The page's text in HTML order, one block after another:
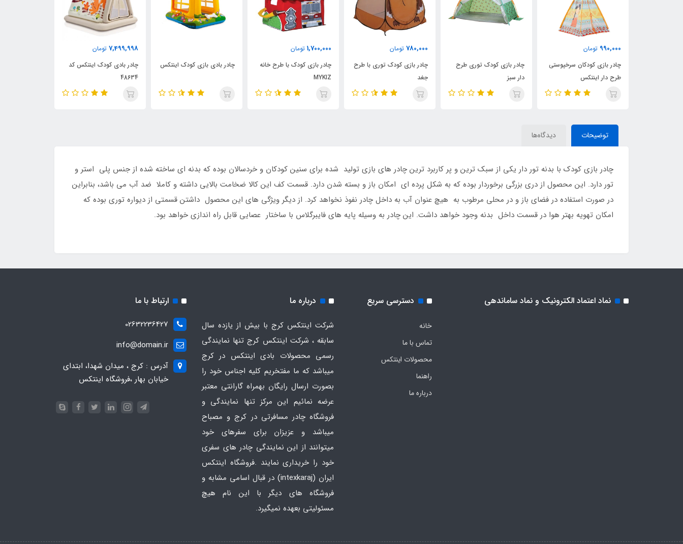
990,000 تومان
چادر بازی کودکان سرخپوستی
طرح دار اینتکس
چادر بازی کودک توری طرح
دار سبز
780,000 تومان
چادر بازی کودک توری با طرح
1,700,000 تومان
چادر بازی کودک با طرح خانه
MYKIZ
چادر بادی بازی کودک اینتکس
7,499,998 تومان
چادر بادی کودک اینتکس کد
48634
توضیحات دیدگاه‌ها
چادر بازی کودک با بدنه تور دار یکی از سبک ترین و پر کاربرد ترین چادر های بازی تولید شده برای سنین کودکان و خردسالان بوده که بدنه ای ساخته شده از جنس پلی استر و
تور دارد. این محصول از دری بزرگی برخوردار بوده که به شکل پرده ای امکان باز و بسته شدن دارد. قسمت کف این کالا ضخامت بالایی داشته و کاملا ضد آب می باشد، بنابراین
در صورت استفاده در فضای باز و در محلی مرطوب به هیچ عنوان آب به داخل چادر نفوذ نخواهد کرد. از دیگر ویژگی های این محصول داشتن قسمتی از دیواره توری بوده که
امکان تهویه بهتر هوا در قسمت داخل بدنه وجود خواهد داشت. این چادر به وسیله پایه های فایبرگلاس با ساختار عصایی قابل راه اندازی خواهد بود.
نماد اعتماد الکترونیک و نماد ساماندهی دسترسی سریع
خانه
تماس با ما
محصولات اینتکس
راهنما
درباره ما
درباره ما
شرکت اینتکس کرج با بیش از یازده سال
سابقه ، شرکت اینتکس کرج تنها نمایندگی
رسمی محصولات بادی اینتکس در کرج
میباشد که ما مفتخریم کلیه اجناس خود را
بصورت ارسال رایگان بهمراه گارانتی معتبر
عرضه نمائیم این مرکز تنها نمایندگی و
فروشگاه چادر مسافرتی در کرج و مصباح
میباشد و عزیزان برای سفرهای خود
میتوانند از این نمایندگی چادر های سفری
خود را خریداری نمایند .فروشگاه اینتکس
ایران
(intexkaraj) در قبال اسامی مشابه و
فروشگاه های دیگر با این نام هیچ
مسئولیتی بعهده نمیگیرد.
ارتباط با ما
02632236427
info@domain.ir
آدرس : کرج ، میدان شهدا، ابتدای
خیابان بهار ،فروشگاه اینتکس